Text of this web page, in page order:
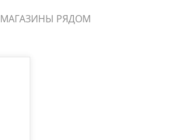
МАГАЗИНЫ РЯДОМ